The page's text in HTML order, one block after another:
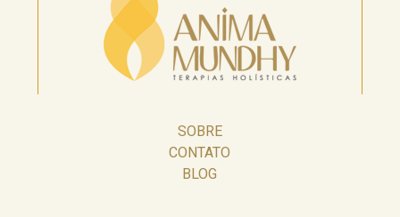
SOBRE
CONTATO
BLOG